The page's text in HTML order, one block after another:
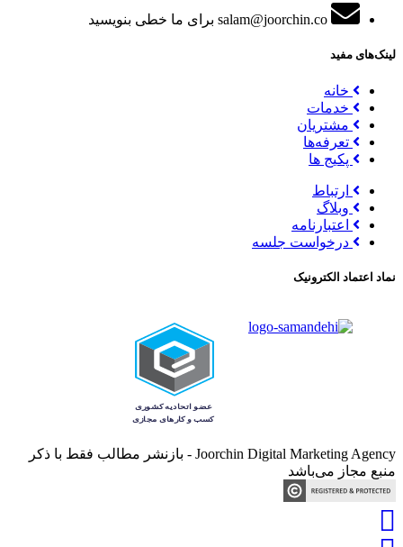
salam@joorchin.co برای ما خطی بنویسید
لینک‌های مفید
خانه
خدمات
مشتریان
تعرفه‌ها
پکیج ها
ارتباط
وبلاگ
اعتبارنامه
درخواست جلسه
نماد اعتماد الکترونیک
Joorchin Digital Marketing Agency - بازنشر مطالب فقط با ذکر
منبع مجاز می‌باشد